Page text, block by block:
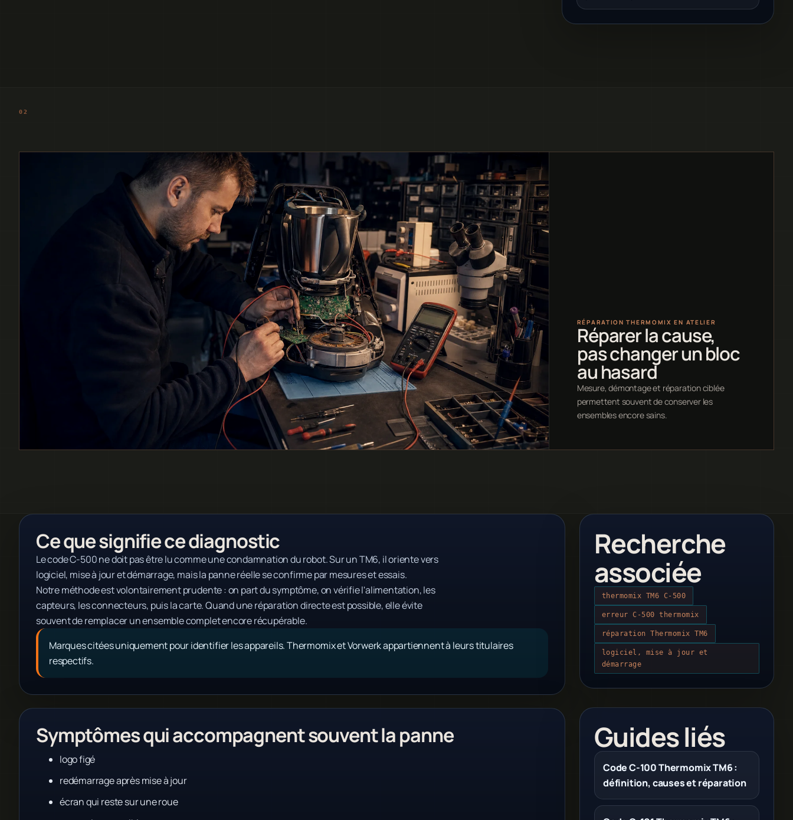
RÉPARATION THERMOMIX EN ATELIER
Réparer la cause,
pas changer un bloc
au hasard
Mesure, démontage et réparation ciblée
permettent souvent de conserver les
ensembles encore sains.
Ce que signifie ce diagnostic
Le code C-500 ne doit pas être lu comme une condamnation du robot. Sur un TM6, il oriente vers
logiciel, mise à jour et démarrage, mais la panne réelle se confirme par mesures et essais.
Notre méthode est volontairement prudente : on part du symptôme, on vérifie l'alimentation, les
capteurs, les connecteurs, puis la carte. Quand une réparation directe est possible, elle évite
souvent de remplacer un ensemble complet encore récupérable.
Marques citées uniquement pour identifier les appareils. Thermomix et Vorwerk appartiennent à leurs titulaires
respectifs.
Symptômes qui accompagnent souvent la panne
logo figé
redémarrage après mise à jour
écran qui reste sur une roue
Recherche
associée
thermomix TM6 C-500
erreur C-500 thermomix
réparation Thermomix TM6
logiciel, mise à jour et
démarrage
Guides liés
Code C-100 Thermomix TM6 :
définition, causes et réparation